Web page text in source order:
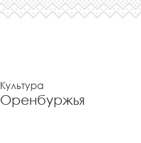
Культура
Оренбуржья